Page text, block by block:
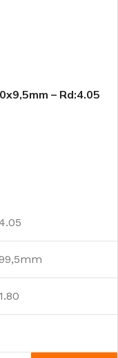
– Rd:4.05
1.80